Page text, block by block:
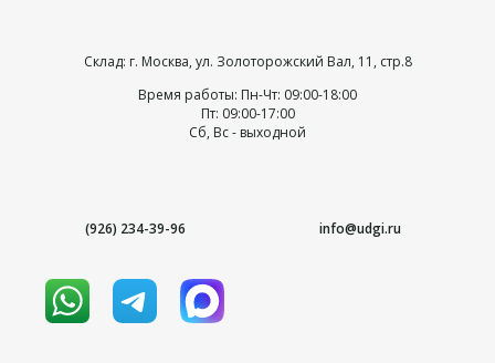
Склад: г. Москва, ул. Золоторожский Вал, 11, стр.8
Время работы: Пн-Чт: 09:00-18:00
Пт: 09:00-17:00
Сб, Вс - выходной
(926) 234-39-96 info@udgi.ru